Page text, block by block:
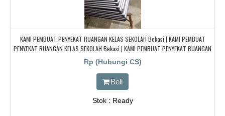
KAMI PEMBUAT PENYEKAT RUANGAN KELAS SEKOLAH Bekasi | KAMI PEMBUAT
PENYEKAT RUANGAN KELAS SEKOLAH Bekasi | KAMI PEMBUAT PENYEKAT RUANGAN
KELAS SEKOLAH Bekasi | KAMI PEMBUAT PENYEKAT RUANGAN KELAS SEKOLAH
Rp (Hubungi CS)
Beli
Stok : Ready